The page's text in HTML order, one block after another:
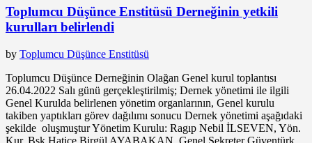
Toplumcu Düşünce Enstitüsü Derneğinin yetkili
kurulları belirlendi
by Toplumcu Düşünce Enstitüsü
Toplumcu Düşünce Derneğinin Olağan Genel kurul toplantısı
26.04.2022 Salı günü gerçekleştirilmiş; Dernek yönetimi ile ilgili
Genel Kurulda belirlenen yönetim organlarının, Genel kurulu
takiben yaptıkları görev dağılımı sonucu Dernek yönetimi aşağıdaki
şekilde oluşmuştur Yönetim Kurulu: Ragıp Nebil İLSEVEN, Yön.
Kur. Bşk Hatice Birgül AYABAKAN, Genel Sekreter Güventürk